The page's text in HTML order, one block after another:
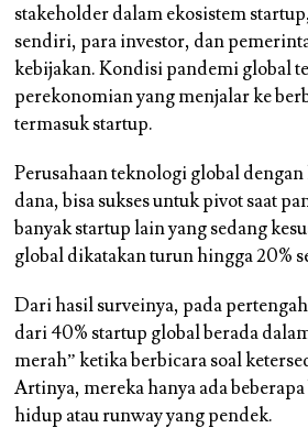
stakeholder dalam ekosistem
sendiri, para investor, dan
kebijakan. Kondisi pandemi global
perekonomian yang menjalar ke
termasuk startup.
Perusahaan teknologi global
dana, bisa sukses untuk pivot saat
banyak startup lain yang sedang
global dikatakan turun hingga 20%
Dari hasil surveinya, pada
dari 40% startup global berada
merah” ketika berbicara soal
Artinya, mereka hanya ada
hidup atau runway yang pendek.